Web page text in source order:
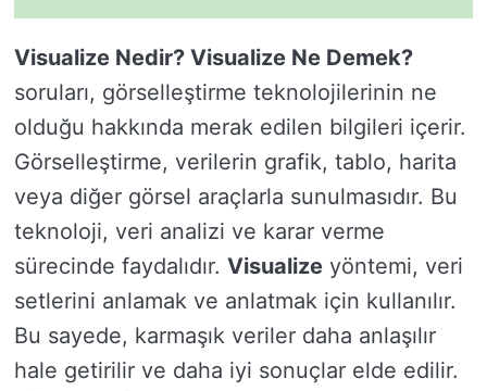
Visualize Nedir? Visualize Ne Demek?
soruları, görselleştirme teknolojilerinin ne
olduğu hakkında merak edilen bilgileri içerir.
Görselleştirme, verilerin grafik, tablo, harita
veya diğer görsel araçlarla sunulmasıdır. Bu
teknoloji, veri analizi ve karar verme
sürecinde faydalıdır. Visualize yöntemi, veri
setlerini anlamak ve anlatmak için kullanılır.
Bu sayede, karmaşık veriler daha anlaşılır
hale getirilir ve daha iyi sonuçlar elde edilir.